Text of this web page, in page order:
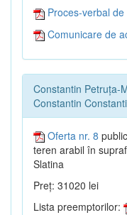
Proces-verbal
Comunicare de
Constantin Petruța-
Constantin
Oferta nr. 8
teren arabil în
Slatina
Preț: 31020 lei
Lista preemptorilor: